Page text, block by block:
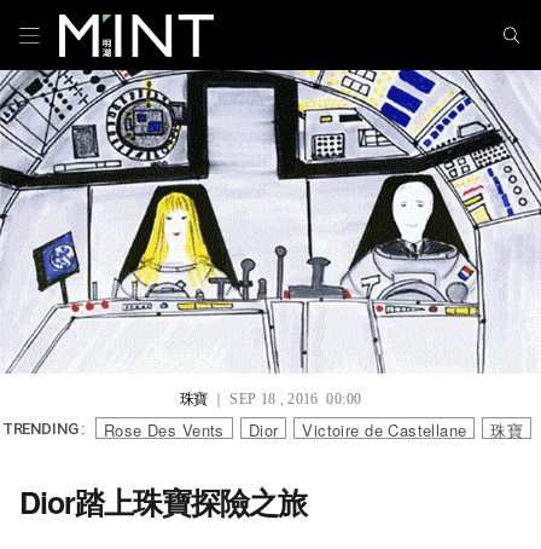
珠寶｜ SEP 18 , 2016 00:00
TRENDING : Rose Des Vents Dior Victoire de Castellane 珠寶
Dior踏上珠寶探險之旅